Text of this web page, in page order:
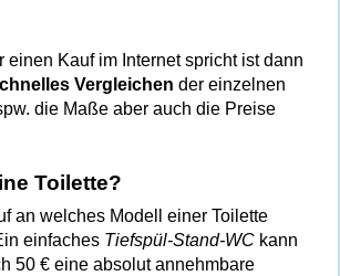
einen Kauf im Internet spricht ist dann
Vergleichen der einzelnen
die Maße aber auch die Preise
Toilette?
an welches Modell einer Toilette
einfaches Tiefspül-Stand-WC kann
50 € eine absolut annehmbare